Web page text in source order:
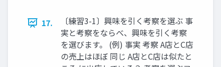
17.
〔練習3-1〕興味を引く考察を選ぶ 事
実と考察をならべ、興味を引く考察
を選びます。 (例) 事実 考察 A店とC店
の売上はほぼ 同じ A店とC店は似たと